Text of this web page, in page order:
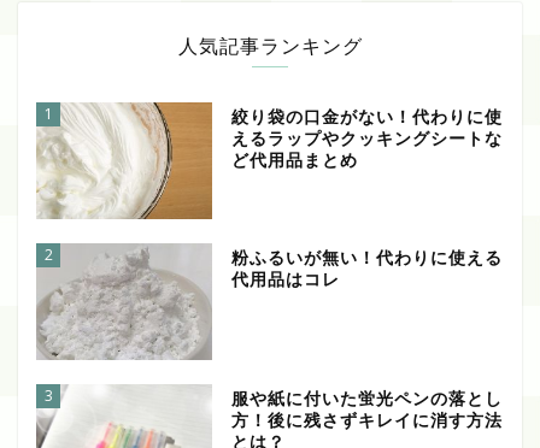
人気記事ランキング
1
絞り袋の口金がない！代わりに使
えるラップやクッキングシートな
ど代用品まとめ
2
粉ふるいが無い！代わりに使える
代用品はコレ
3
服や紙に付いた蛍光ペンの落とし
方！後に残さずキレイに消す方法
とは？